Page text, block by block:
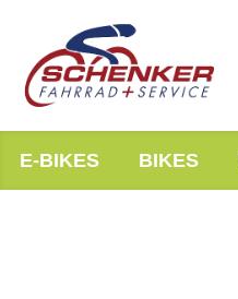
E-BIKES BIKES